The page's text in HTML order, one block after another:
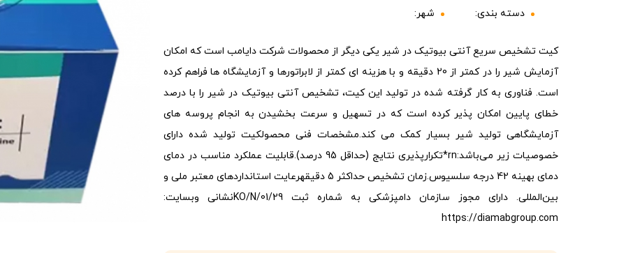
دسته بندی: شهر:
کیت تشخیص سریع آنتی بیوتیک در شیر یکی دیگر از محصولات شرکت دایامب است که امکان
آزمایش شیر را در کمتر از 20 دقیقه و با هزینه ای کمتر از لابراتورها و آزمایشگاه ها فراهم کرده
است. فناوری به کار گرفته شده در تولید این کیت، تشخیص آنتی بیوتیک در شیر را با درصد
خطای پایین امکان پذیر کرده است که در تسهیل و سرعت بخشیدن به انجام پروسه های
آزمایشگاهی تولید شیر بسیار کمک می کند.مشخصات فنی محصولکیت تولید شده دارای
خصوصیات زیر می‌باشد:rn*تکرارپذیری نتایج (حداقل 95 درصد).قابلیت عملکرد مناسب در دمای
دمای بهینه 42 درجه سلسیوس.زمان تشخیص حداکثر 5 دقیقهرعایت استاندارد‌های معتبر ملی و
بین‌المللی. دارای مجوز سازمان دامپزشکی به شماره ثبت KO/N/01/29نشانی وبسایت:
https://diamabgroup.com